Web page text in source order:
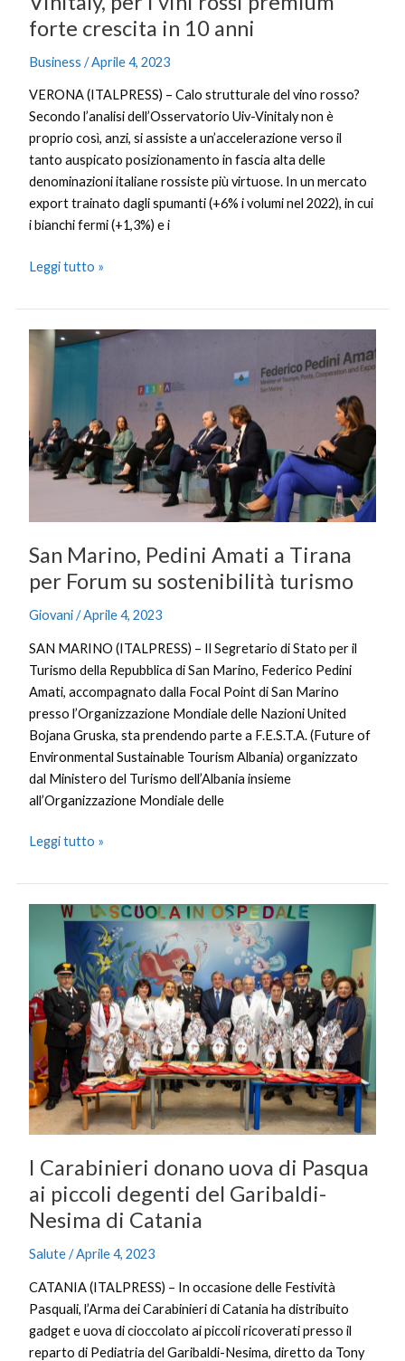
forte crescita in 10 anni
Business /Aprile 4, 2023
VERONA (ITALPRESS) – Calo strutturale del vino rosso?
Secondo l’analisi dell’Osservatorio Uiv-Vinitaly non è
proprio così, anzi, si assiste a un’accelerazione verso il
tanto auspicato posizionamento in fascia alta delle
denominazioni italiane rossiste più virtuose. In un mercato
export trainato dagli spumanti (+6% i volumi nel 2022), in cui
i bianchi fermi (+1,3%) e i
Leggi tutto »
San Marino, Pedini Amati a Tirana
per Forum su sostenibilità turismo
Giovani/Aprile 4, 2023
SAN MARINO (ITALPRESS) – Il Segretario di Stato per il
Turismo della Repubblica di San Marino, Federico Pedini
Amati, accompagnato dalla Focal Point di San Marino
presso l’Organizzazione Mondiale delle Nazioni United
Bojana Gruska, sta prendendo parte a F.E.S.T.A. (Future of
Environmental Sustainable Tourism Albania) organizzato
dal Ministero del Turismo dell’Albania insieme
all’Organizzazione Mondiale delle
San
Tirana
per
turismo
Leggi tutto »
I Carabinieri donano uova di Pasqua
ai piccoli degenti del Garibaldi-
Nesima di Catania
Salute/Aprile 4, 2023
CATANIA (ITALPRESS) – In occasione delle Festività
Pasquali, l’Arma dei Carabinieri di Catania ha distribuito
gadget e uova di cioccolato ai piccoli ricoverati presso il
reparto di Pediatria del Garibaldi-Nesima, diretto da Tony
Carabinieri
donano
uova
di
Pasqua
ai
piccoli
degenti
del
Garibaldi-
di
Catania